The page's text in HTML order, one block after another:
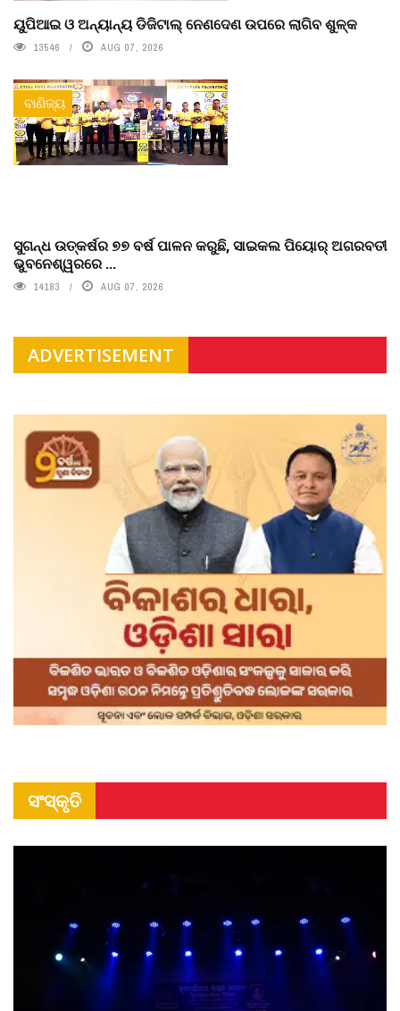
ୟୁପିଆଇ ଓ ଅନ୍ୟାନ୍ୟ ଡିଜିଟାଲ୍ ନେଣଦେଣ ଉପରେ ଲାଗିବ ଶୁଳ୍କ
13546 AUG 07, 2026
ବାଣିଜ୍ୟ
ସୁଗନ୍ଧ ଉତ୍କର୍ଷର ୭୭ ବର୍ଷ ପାଳନ କରୁଛି, ସାଇକଲ ପିୟୋର୍‌ ଅଗରବତୀ
ଭୁବନେଶ୍ୱରରେ ...
14183 AUG 07, 2026
ADVERTISEMENT
ସଂସ୍କୃତି